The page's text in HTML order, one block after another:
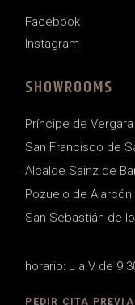
Facebook
Instagram
SHOWROOMS
Príncipe de Vergara
San Francisco de
Alcalde Sainz de
Pozuelo de Alarcón
San Sebastián de
horario: L a V de
PEDIR CITA PREVIA